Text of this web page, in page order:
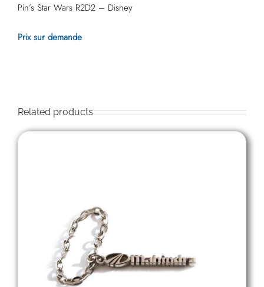
Pin’s Star Wars R2D2 – Disney
Prix sur demande
Related products